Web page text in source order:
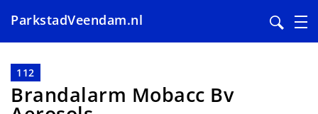
en
naar
de
ParkstadVeendam.nl
112
Brandalarm Mobacc Bv